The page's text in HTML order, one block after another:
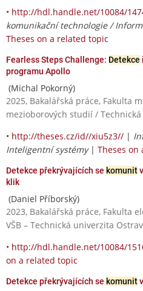
• http://hdl.handle.net/10084/
komunikační technologie /
Theses on a related topic
Fearless Steps Challenge: Detekce
programu Apollo
(Michal Pokorný)
2025, Bakalářská práce, Fakulta
mezioborových studií /
• http://theses.cz/id//xiu5z3// |
Inteligentní systémy| Theses on
Detekce překrývajících se komunit
klik
(Daniel Příborský)
2023, Bakalářská práce, Fakulta
VŠB – Technická univerzita
• http://hdl.handle.net/10084/
on a related topic
Detekce překrývajících se komunit